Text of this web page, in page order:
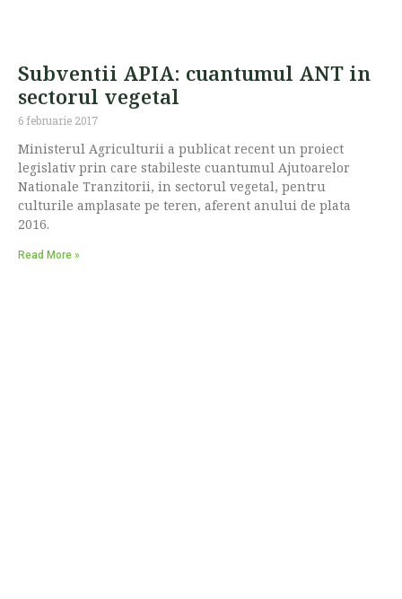
Subventii APIA: cuantumul ANT in
sectorul vegetal
6 februarie 2017
Ministerul Agriculturii a publicat recent un proiect
legislativ prin care stabileste cuantumul Ajutoarelor
Nationale Tranzitorii, in sectorul vegetal, pentru
culturile amplasate pe teren, aferent anului de plata
2016.
Read More »